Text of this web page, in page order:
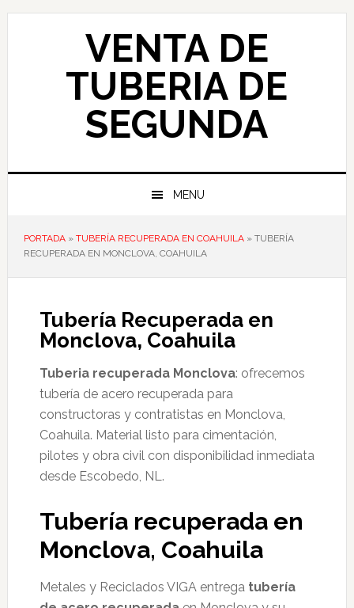
Skip
Skip
Skip
VENTA DE
TUBERIA DE
SEGUNDA
MENU
PORTADA» TUBERÍA RECUPERADA EN COAHUILA» TUBERÍA
RECUPERADA EN MONCLOVA, COAHUILA
Tubería Recuperada en
Monclova, Coahuila
Tuberia recuperada Monclova: ofrecemos
tubería de acero recuperada para
constructoras y contratistas en Monclova,
Coahuila. Material listo para cimentación,
pilotes y obra civil con disponibilidad inmediata
desde Escobedo, NL.
Tubería recuperada en
Monclova, Coahuila
Metales y Reciclados VIGA entrega tubería